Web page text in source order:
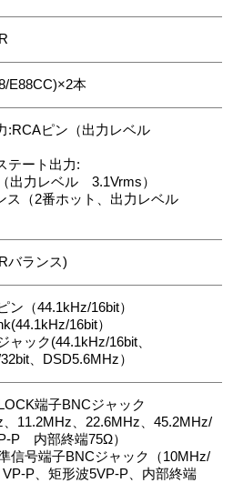
E88CC)×2本
:RCAピン（出力レベル
テート出力:
出力レベル 3.1Vrms）
ス（2番ホット、出力レベル
バランス)
ン（44.1kHz/16bit）
16bit）
ャック(44.1kHz/16bit、
、DSD5.6MHz）
端子BNCジャック
、11.2MHz、22.6MHz、45.2MHz/
P 内部終端75Ω）
信号端子BNCジャック（10MHz/
VP-P、矩形波5VP-P、内部終端